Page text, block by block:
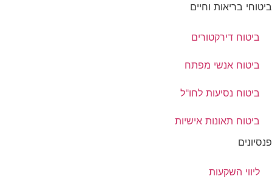
ביטוחי בריאות וחיים
ביטוח דירקטורים
ביטוח אנשי מפתח
ביטוח נסיעות לחו"ל
ביטוח תאונות אישיות
פנסיונים
ליווי השקעות